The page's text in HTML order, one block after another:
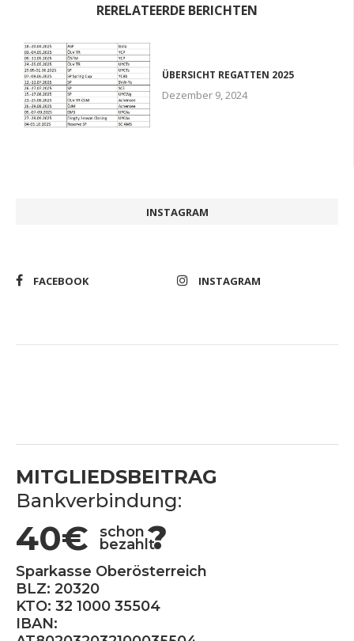
RERELATEERDE BERICHTEN
ÜBERSICHT REGATTEN 2025
Dezember 9, 2024
INSTAGRAM
FACEBOOK INSTAGRAM
MITGLIEDSBEITRAG
Bankverbindung:
40€ schon
bezahlt?
Sparkasse Oberösterreich
BLZ: 20320
KTO: 32 1000 35504
IBAN: